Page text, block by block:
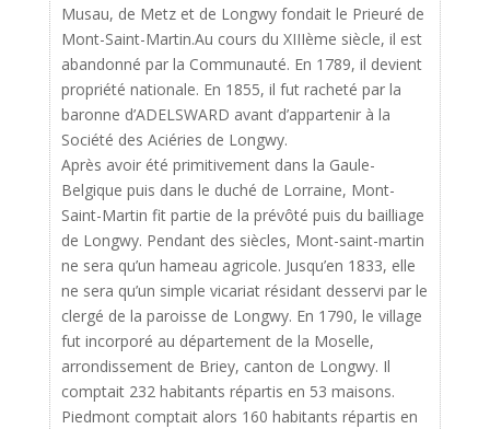
Musau, de Metz et de Longwy fondait le Prieuré de
Mont-Saint-Martin.Au cours du XIIIème siècle, il est
abandonné par la Communauté. En 1789, il devient
propriété nationale. En 1855, il fut racheté par la
baronne d’ADELSWARD avant d’appartenir à la
Société des Aciéries de Longwy.
Après avoir été primitivement dans la Gaule-
Belgique puis dans le duché de Lorraine, Mont-
Saint-Martin fit partie de la prévôté puis du bailliage
de Longwy. Pendant des siècles, Mont-saint-martin
ne sera qu’un hameau agricole. Jusqu’en 1833, elle
ne sera qu’un simple vicariat résidant desservi par le
clergé de la paroisse de Longwy. En 1790, le village
fut incorporé au département de la Moselle,
arrondissement de Briey, canton de Longwy. Il
comptait 232 habitants répartis en 53 maisons.
Piedmont comptait alors 160 habitants répartis en